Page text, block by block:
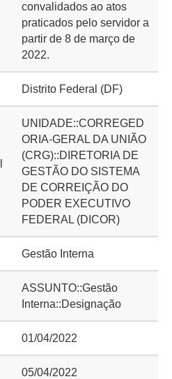
convalidados ao atos
praticados pelo servidor a
partir de 8 de março de
2022.
Distrito Federal (DF)
UNIDADE::CORREGED
ORIA-GERAL DA UNIÃO
(CRG)::DIRETORIA DE
GESTÃO DO SISTEMA
DE CORREIÇÃO DO
PODER EXECUTIVO
FEDERAL (DICOR)
Gestão Interna
ASSUNTO::Gestão
Interna::Designação
01/04/2022
05/04/2022